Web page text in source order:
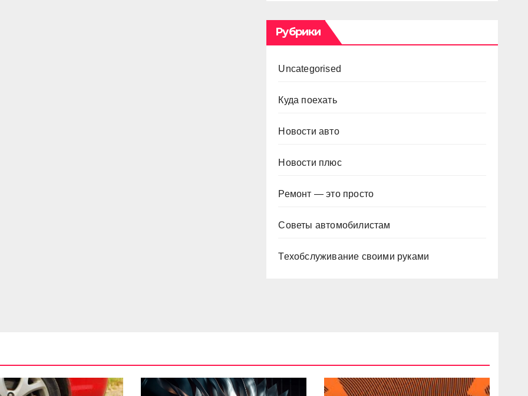
Рубрики
Uncategorised
Куда поехать
Новости авто
Новости плюс
Ремонт — это просто
Советы автомобилистам
Техобслуживание своими руками